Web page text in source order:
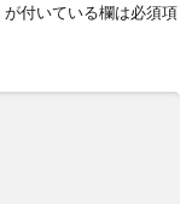
が付いている欄は必須項